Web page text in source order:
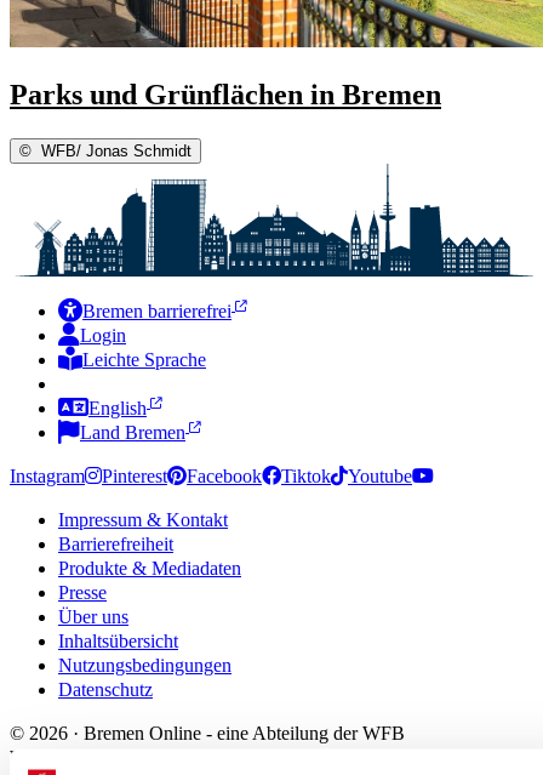
Parks und Grünflächen in Bremen
© WFB/ Jonas Schmidt
Bremen barrierefrei
Login
Leichte Sprache
English
Land Bremen
Instagram Pinterest Facebook Tiktok Youtube
Impressum & Kontakt
Barrierefreiheit
Produkte & Mediadaten
Presse
Über uns
Inhaltsübersicht
Nutzungsbedingungen
Datenschutz
© 2026 · Bremen Online - eine Abteilung der WFB
Wirtschaftsförderung Bremen GmbH